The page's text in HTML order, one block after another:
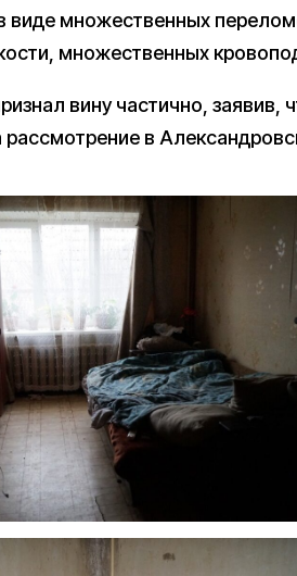
виде множественных
множественных
вину частично, заявив,
рассмотрение в